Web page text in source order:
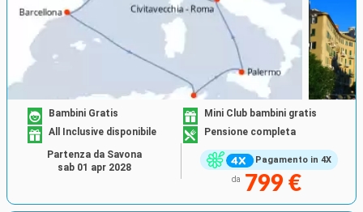
Pagamento in 4X
Bambini Gratis
Mini Club bambini gratis
All Inclusive disponibile
Pensione completa
da 799 €
Partenza da Savona
sab 01 apr 2028